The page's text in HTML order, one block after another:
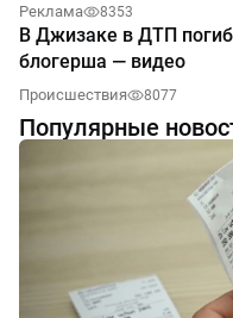
Реклама 8353
В Джизаке в ДТП
блогерша — видео
Происшествия 8077
Популярные